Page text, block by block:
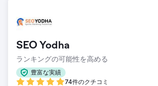
SEO Yodha
ランキングの可能性を高める
豊富な実績
74件のクチコミ